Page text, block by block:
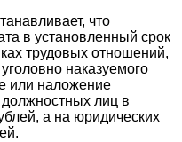
что
в установленный срок
трудовых отношений,
наказуемого
или наложение
лиц в
а на юридических